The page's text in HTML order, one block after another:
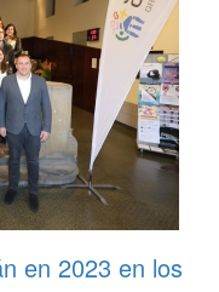
en 2023 en los